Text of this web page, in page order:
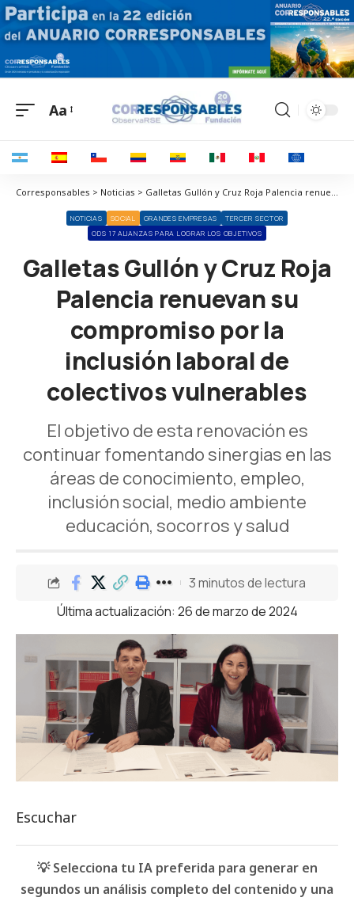
Aa
Corresponsables > Noticias > Galletas Gullón y Cruz Roja Palencia renuevan su compromiso por la inclusión laboral de colectivos vulnerables
NOTICIAS SOCIAL GRANDES EMPRESAS
TERCER SECTOR
ODS 17 ALIANZAS PARA LOGRAR LOS OBJETIVOS
Galletas Gullón y Cruz Roja
Palencia renuevan su
compromiso por la
inclusión laboral de
colectivos vulnerables
El objetivo de esta renovación es
continuar fomentando sinergias en las
áreas de conocimiento, empleo,
inclusión social, medio ambiente
educación, socorros y salud
Última actualización: 26 de marzo de 2024
3 minutos de lectura
Escuchar
💡 Selecciona tu IA preferida para generar en
segundos un análisis completo del contenido y una